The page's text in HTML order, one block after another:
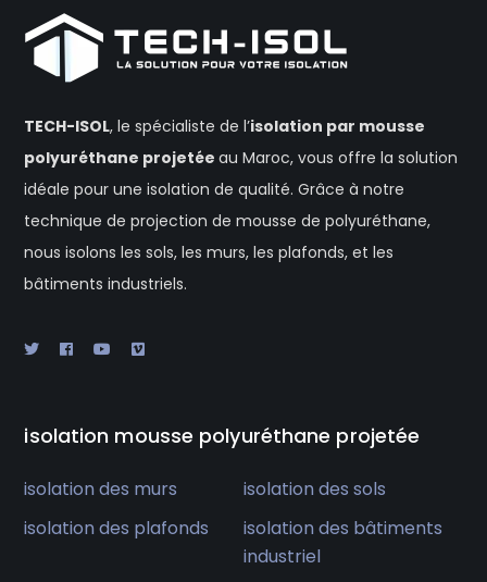
TECH-ISOL, le spécialiste de l’isolation par mousse
polyuréthane projetéeau Maroc, vous offre la solution
idéale pour une isolation de qualité. Grâce à notre
technique de projection de mousse de polyuréthane,
nous isolons les sols, les murs, les plafonds, et les
bâtiments industriels.
isolation mousse polyuréthane projetée
isolation des murs
isolation des sols
isolation des plafonds
isolation des bâtiments
industriel